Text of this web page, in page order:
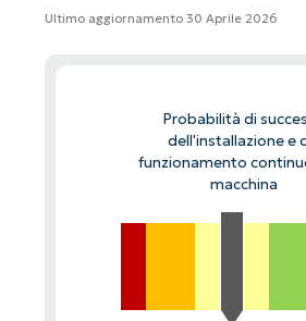
Ultimo aggiornamento 30 Aprile 2026
Probabilità di
dell'installazione e
funzionamento
macchina